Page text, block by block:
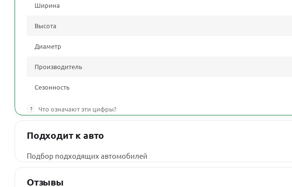
Ширина
Высота
Диаметр
Производитель
Сезонность
? Что означают эти цифры?
Подходит к авто
Подбор подходящих автомобилей
Отзывы